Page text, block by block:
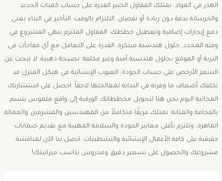
الهدر في المواد: يمتلك المقاول الخبير القدرة على حساب كميات الحديد
والخرسانة بدقة دون زيادة أو نقصان. ​الالتزام بالوقت: التأخير في البناء يعني
دفع إيجارات إضافية وتعطيل خططك. المقاول الملتزم ينهي المشروع في
وقته المحدد. حلول هندسية مبتكرة: القدرة على التعامل مع أي مفاجآت في
التربة أو الموقع بحلول هندسية آمنة وغير مكلفة. ​نصيحة ذهبية: لا تبحث عن
السعر الأرخص على حساب الجودة. العيوب الإنشائية في هيكل المنزل قد
تكلفك أضعاف ما وفرته في البداية لمعالجتها لاحقاً. ​احصل على استشارتك
المجانية اليوم ​نحن هنا لتحويل مخططاتك الورقية إلى واقع ملموس يتسم
بالفخامة والمتانة. نمتلك فريقًا متكاملاً من المهندسين والمشرفين والعمالة
الماهرة، ونلتزم بأعلى معايير الجودة والسلامة المهنية مع تقديم ضمانات
حقيقية على كافة الأعمال الإنشائية والتشطيبات. ​اتصل بنا الآن لمناقشة
مشروعك والحصول على تسعير دقيق ومدروس يناسب ميزانيتك!